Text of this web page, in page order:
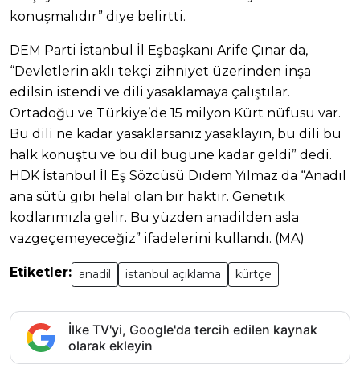
konuşmalıdır” diye belirtti.
DEM Parti İstanbul İl Eşbaşkanı Arife Çınar da,
“Devletlerin aklı tekçi zihniyet üzerinden inşa
edilsin istendi ve dili yasaklamaya çalıştılar.
Ortadoğu ve Türkiye’de 15 milyon Kürt nüfusu var.
Bu dili ne kadar yasaklarsanız yasaklayın, bu dili bu
halk konuştu ve bu dil bugüne kadar geldi” dedi.
HDK İstanbul İl Eş Sözcüsü Didem Yılmaz da “Anadil
ana sütü gibi helal olan bir haktır. Genetik
kodlarımızla gelir. Bu yüzden anadilden asla
vazgeçemeyeceğiz” ifadelerini kullandı. (MA)
Etiketler: anadil istanbul açıklama kürtçe
İlke TV'yi, Google'da tercih edilen kaynak
olarak ekleyin